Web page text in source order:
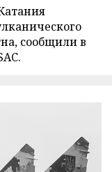
сообщили в